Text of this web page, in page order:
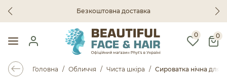
Безкоштовна доставка
0 0
Головна Обличчя Чиста шкіра Сироватка нічна для